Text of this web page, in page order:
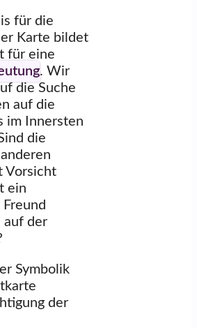
für die
Karte bildet
für eine
. Wir
die Suche
auf die
im Innersten
die
Vorsicht
ein
auf der
Symbolik
der